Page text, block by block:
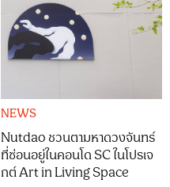
NEWS
Nutdao ชวนตามหาดวงจันทร์
ที่ซ่อนอยู่ในคอนโด SC ในโปรเจ
กต์ Art in Living Space